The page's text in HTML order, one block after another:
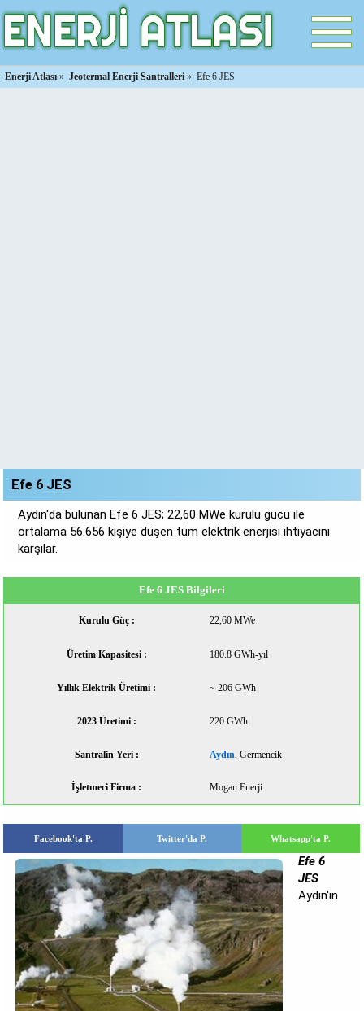
Enerji Atlası » Jeotermal Enerji Santralleri » Efe 6 JES
Efe 6 JES
Aydın'da bulunan Efe 6 JES; 22,60 MWe kurulu gücü ile
ortalama 56.656 kişiye düşen tüm elektrik enerjisi ihtiyacını
karşılar.
Efe 6 JES Bilgileri
Kurulu Güç : 22,60 MWe
Üretim Kapasitesi : 180.8 GWh-yıl
Yıllık Elektrik Üretimi : ~ 206 GWh
2023 Üretimi : 220 GWh
Santralin Yeri : Aydın, Germencik
İşletmeci Firma : Mogan Enerji
Facebook'ta P. Twitter'da P. Whatsapp'ta P.
Efe 6
JES
Aydın'ın